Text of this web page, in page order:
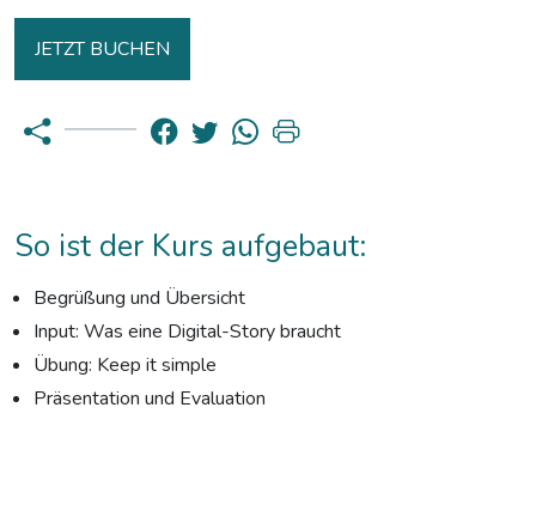
JETZT BUCHEN
So ist der Kurs aufgebaut:
Begrüßung und Übersicht
Input: Was eine Digital-Story braucht
Übung: Keep it simple
Präsentation und Evaluation